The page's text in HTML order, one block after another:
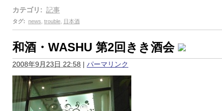
カテゴリ : 記事
タグ: news trouble, 日本酒
和酒・WASHU 第2回きき酒会
2008年9月23日 22:58 | パーマリンク